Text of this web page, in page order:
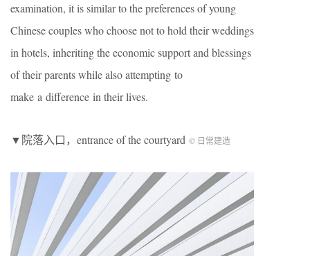
examination, it is similar to the preferences of young
Chinese couples who choose not to hold their weddings
in hotels, inheriting the economic support and blessings
of their parents while also attempting to
make a difference in their lives.
▼院落入口，entrance of the courtyard © 日常建造